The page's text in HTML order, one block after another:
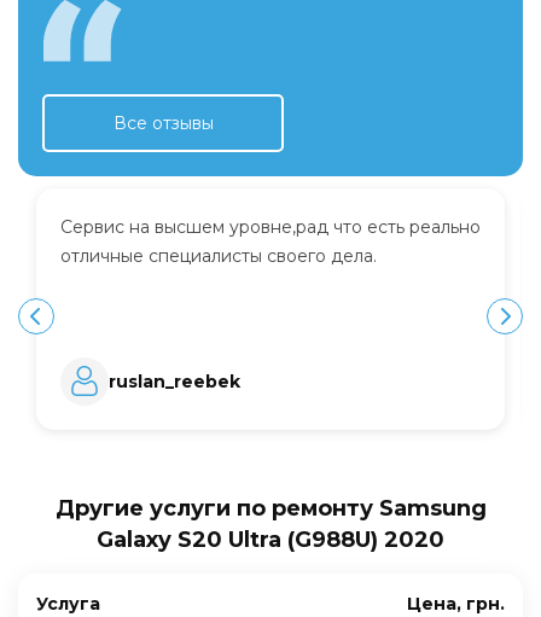
Все отзывы
Сервис на высшем уровне,рад что есть реально
отличные специалисты своего дела.
ruslan_reebek
Другие услуги по ремонту Samsung
Galaxy S20 Ultra (G988U) 2020
Услуга Цена, грн.